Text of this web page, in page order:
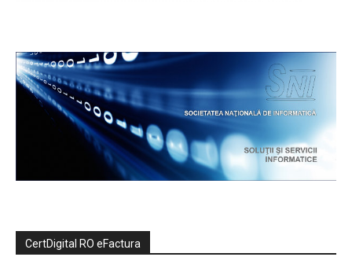
CertDigital RO eFactura